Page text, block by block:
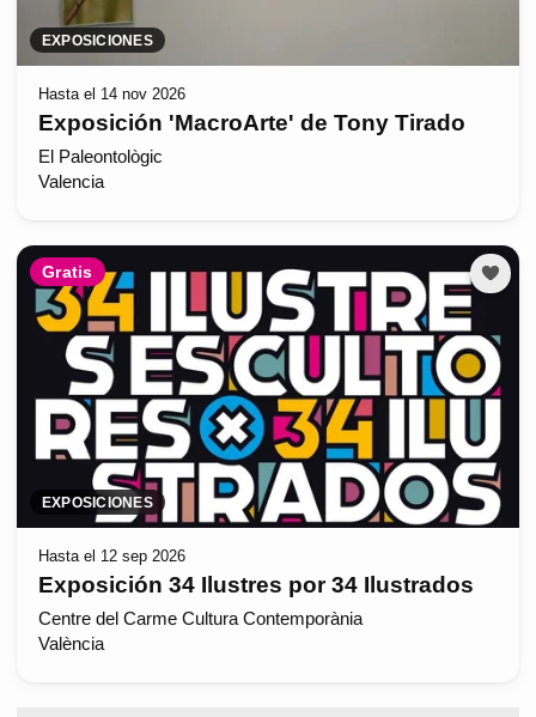
EXPOSICIONES
Hasta el 14 nov 2026
Exposición 'MacroArte' de Tony Tirado
El Paleontològic
Valencia
Gratis
EXPOSICIONES
Hasta el 12 sep 2026
Exposición 34 Ilustres por 34 Ilustrados
Centre del Carme Cultura Contemporània
València